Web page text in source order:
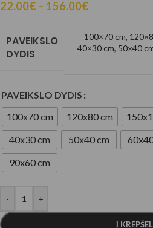
22.00€ – 156.00€
PAVEIKSLO
DYDIS
100×70 cm,
40×30 cm, 50×40
PAVEIKSLO DYDIS
100x70 cm
120x80 cm
40x30 cm
50x40 cm
90x60 cm
- +
Į